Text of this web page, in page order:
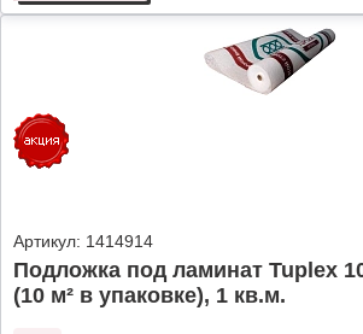
Артикул: 1414914
Подложка под ламинат Tuplex
(10 м² в упаковке), 1 кв.м.